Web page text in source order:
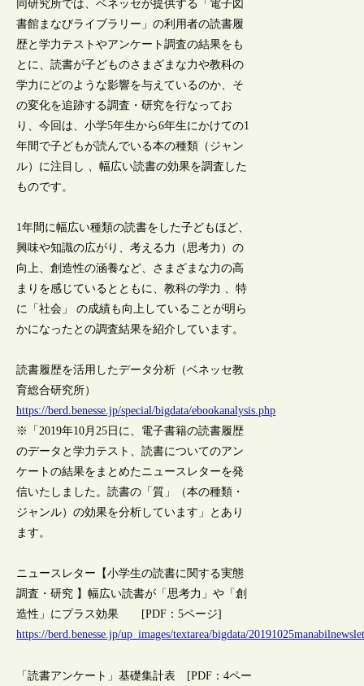
同研究所では、ベネッセが提供する「電子図
書館まなびライブラリー」の利用者の読書履
歴と学力テストやアンケート調査の結果をも
とに、読書が子どものさまざまな力や教科の
学力にどのような影響を与えているのか、そ
の変化を追跡する調査・研究を行なってお
り、今回は、小学5年生から6年生にかけての1
年間で子どもが読んでいる本の種類（ジャン
ル）に注目し 、幅広い読書の効果を調査した
ものです。
1年間に幅広い種類の読書をした子どもほど、
興味や知識の広がり、考える力（思考力）の
向上、創造性の涵養など、さまざまな力の高
まりを感じているとともに、教科の学力 、特
に「社会」 の成績も向上していることが明ら
かになったとの調査結果を紹介しています。
読書履歴を活用したデータ分析（ベネッセ教
育総合研究所）
https://berd.benesse.jp/special/bigdata/ebookanalysis.php
※「2019年10月25日に、電子書籍の読書履歴
のデータと学力テスト、読書についてのアン
ケートの結果をまとめたニュースレターを発
信いたしました。読書の「質」（本の種類・
ジャンル）の効果を分析しています」とあり
ます。
ニュースレター【小学生の読書に関する実態
調査・研究 】幅広い読書が「思考力」や「創
造性」にプラス効果 [PDF：5ページ]
https://berd.benesse.jp/up_images/textarea/bigdata/
「読書アンケート」基礎集計表 [PDF：4ペー